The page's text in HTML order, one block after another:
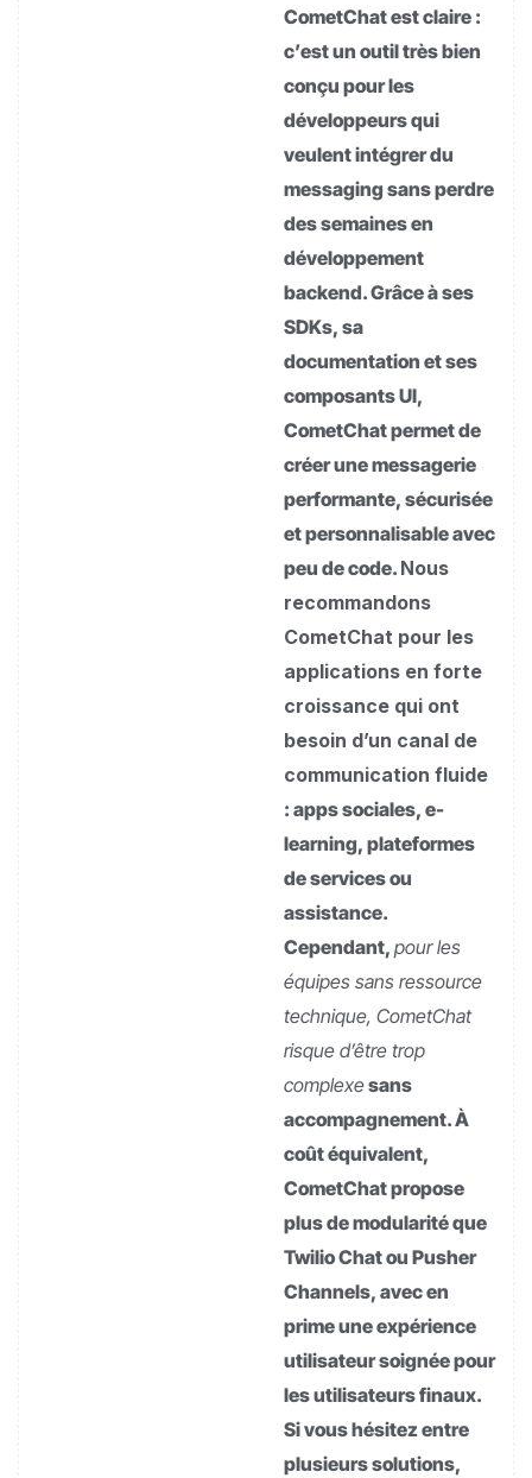
CometChat est claire :
c’est un outil très bien
conçu pour les
développeurs qui
veulent intégrer du
messaging sans perdre
des semaines en
développement
backend. Grâce à ses
SDKs, sa
documentation et ses
composants UI,
CometChat permet de
créer une messagerie
performante, sécurisée
et personnalisable avec
peu de code. Nous
recommandons
CometChat pour les
applications en forte
croissance qui ont
besoin d’un canal de
communication fluide
: apps sociales, e-
learning, plateformes
de services ou
assistance.
Cependant, pour les
équipes sans ressource
technique, CometChat
risque d’être trop
complexesans
accompagnement. À
coût équivalent,
CometChat propose
plus de modularité que
Twilio Chat ou Pusher
Channels, avec en
prime une expérience
utilisateur soignée pour
les utilisateurs finaux.
Si vous hésitez entre
plusieurs solutions,